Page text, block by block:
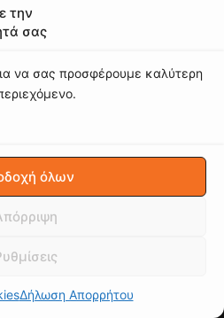
την
σας
να σας προσφέρουμε καλύτερη
όλων
Δήλωση Απορρήτου